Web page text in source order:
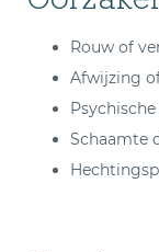
Rouw of
Afwijzing
Schaamte